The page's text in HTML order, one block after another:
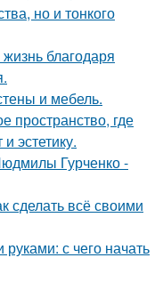
но и тонкого
благодаря
и мебель.
пространство, где
эстетику.
Гурченко -
сделать всё своими
с чего начать